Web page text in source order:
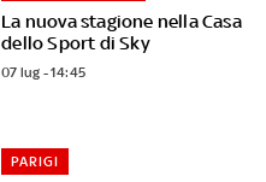
La nuova stagione nella Casa
dello Sport di Sky
07 lug - 14:45
PARIGI